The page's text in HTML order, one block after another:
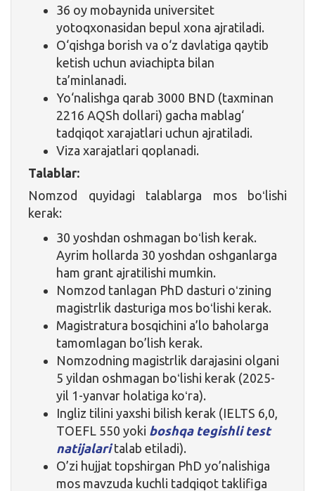
36 oy mobaynida universitet
yotoqxonasidan bepul xona ajratiladi.
O‘qishga borish va o‘z davlatiga qaytib
ketish uchun aviachipta bilan
ta’minlanadi.
Yo‘nalishga qarab 3000 BND (taxminan
2216 AQSh dollari) gacha mablag‘
tadqiqot xarajatlari uchun ajratiladi.
Viza xarajatlari qoplanadi.
Talablar:
Nomzod quyidagi talablarga mos boʻlishi
kerak:
30 yoshdan oshmagan boʻlish kerak.
Ayrim hollarda 30 yoshdan oshganlarga
ham grant ajratilishi mumkin.
Nomzod tanlagan PhD dasturi oʻzining
magistrlik dasturiga mos boʻlishi kerak.
Magistratura bosqichini a’lo baholarga
tamomlagan bo’lish kerak.
Nomzodning magistrlik darajasini olgani
5 yildan oshmagan boʻlishi kerak (2025-
yil 1-yanvar holatiga koʻra).
Ingliz tilini yaxshi bilish kerak (IELTS 6,0,
TOEFL 550 yoki boshqa tegishli test
natijalaritalab etiladi).
O’zi hujjat topshirgan PhD yo’nalishiga
mos mavzuda kuchli tadqiqot taklifiga